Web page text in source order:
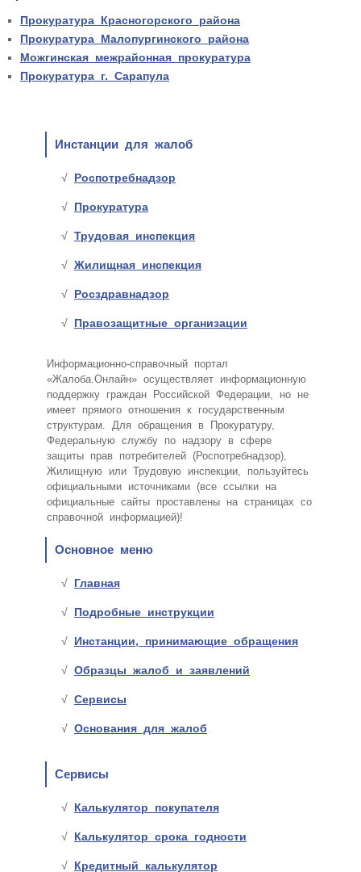
Прокуратура Красногорского района
Прокуратура Малопургинского района
Можгинская межрайонная прокуратура
Прокуратура г. Сарапула
Инстанции для жалоб
Роспотребнадзор
Прокуратура
Трудовая инспекция
Жилищная инспекция
Росздравнадзор
Правозащитные организации
Информационно-справочный портал
«Жалоба.Онлайн» осуществляет информационную
поддержку граждан Российской Федерации, но не
имеет прямого отношения к государственным
структурам. Для обращения в Прокуратуру,
Федеральную службу по надзору в сфере
защиты прав потребителей (Роспотребнадзор),
Жилищную или Трудовую инспекции, пользуйтесь
официальными источниками (все ссылки на
официальные сайты проставлены на страницах со
справочной информацией)!
Основное меню
Главная
Подробные инструкции
Инстанции, принимающие обращения
Образцы жалоб и заявлений
Сервисы
Основания для жалоб
Сервисы
Калькулятор покупателя
Калькулятор срока годности
Кредитный калькулятор